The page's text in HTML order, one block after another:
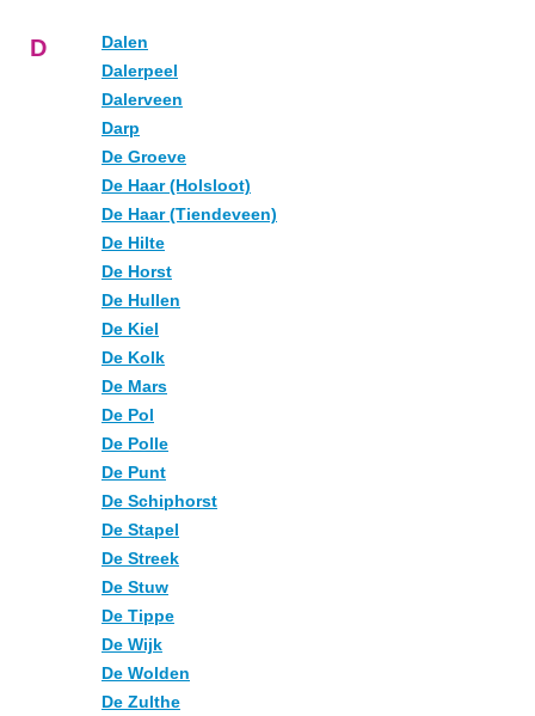
D
Dalen
Dalerpeel
Dalerveen
Darp
De Groeve
De Haar (Holsloot)
De Haar (Tiendeveen)
De Hilte
De Horst
De Hullen
De Kiel
De Kolk
De Mars
De Pol
De Polle
De Punt
De Schiphorst
De Stapel
De Streek
De Stuw
De Tippe
De Wijk
De Wolden
De Zulthe